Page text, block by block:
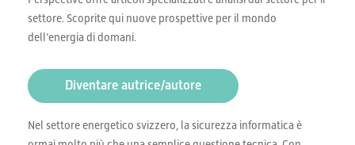
settore. Scoprite qui nuove prospettive per il mondo
dell’energia di domani.
Diventare autrice/autore
Nel settore energetico svizzero, la sicurezza informatica è